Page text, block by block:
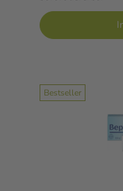
Bestseller